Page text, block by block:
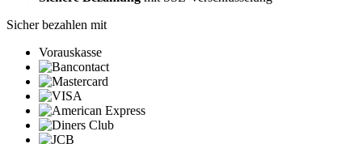
Sicher bezahlen mit
Vorauskasse